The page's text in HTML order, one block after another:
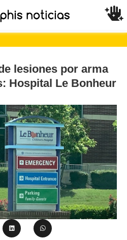
lesiones por arma
Hospital Le Bonheur